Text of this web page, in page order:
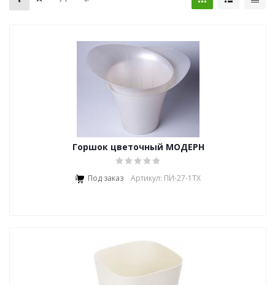
Горшок цветочный МОДЕРН
Под заказ Артикул: ПИ-27-1ТХ